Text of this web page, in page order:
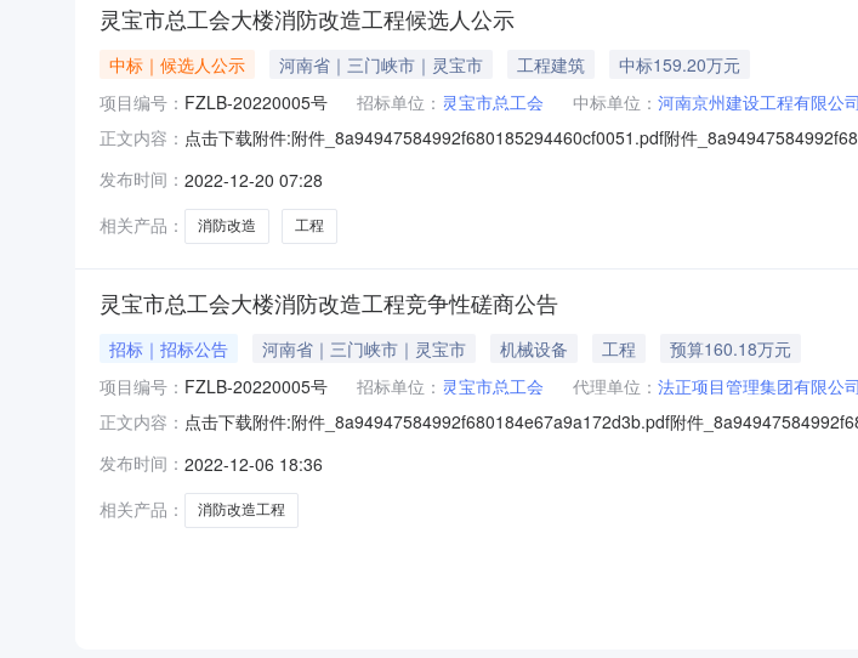
灵宝市总工会大楼消防改造工程候选人公示
中标｜候选人公示 河南省｜三门峡市｜灵宝市 工程建筑
中标159.20万元
项目编号： FZLB-20220005号 招标单位： 灵宝市总工会 中标单位： 河南京州建设工程有限公司
正文内容： 点击下载附件:附件_8a94947584992f680185294460cf0051.pdf附件
一、项目名称及编号1、项目名称：灵宝市总工会大楼消防改造工程；2、项目编号：
发布时间： 2022-12-20 07:28
相关产品：
消防改造 工程
灵宝市总工会大楼消防改造工程竞争性磋商公告
招标｜招标公告 河南省｜三门峡市｜灵宝市 机械设备 工程
预算160.18万元
项目编号： FZLB-20220005号 招标单位： 灵宝市总工会 代理单位： 法正项目管理集团有限公司
正文内容： 点击下载附件:附件_8a94947584992f680184e67a9a172d3b.pdf附件
单位参与磋商。二、项目概况与磋商范围1、项目名称：灵宝市总工会大楼消防改造工程2
发布时间： 2022-12-06 18:36
相关产品：
消防改造工程